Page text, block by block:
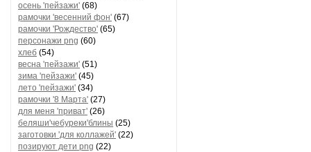
осень 'пейзажи' (68)
рамочки 'весенний фон' (67)
рамочки 'Рождество' (65)
персонажи png (60)
хлеб (54)
весна 'пейзажи' (51)
зима 'пейзажи' (45)
лето 'пейзажи' (34)
рамочки '8 Марта' (27)
для меня 'приват' (26)
беляши'чебуреки'блины (25)
заготовки 'для коллажей' (22)
позируют дети png (22)